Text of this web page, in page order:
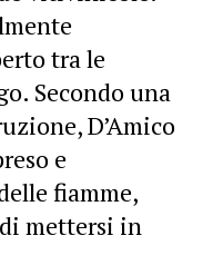
tra le
Secondo una
D’Amico
e
fiamme,
mettersi in